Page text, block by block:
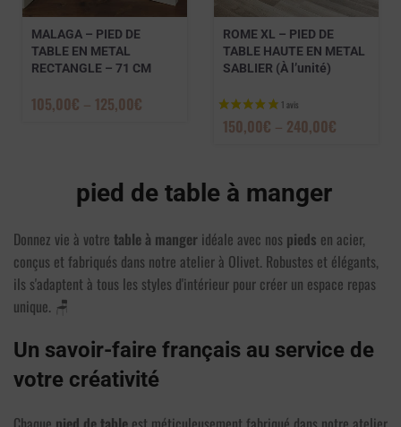
5 avis
MALAGA – PIED DE
TABLE EN METAL
RECTANGLE – 71 CM
105,00€ – 125,00€
ROME XL – PIED DE
TABLE HAUTE EN METAL
SABLIER (À l’unité)
150,00€ – 240,00€
pied de table à manger
Donnez vie à votre table à manger idéale avec nos pieds en acier,
conçus et fabriqués dans notre atelier à Olivet. Robustes et élégants,
ils s'adaptent à tous les styles d'intérieur pour créer un espace repas
unique. 🪑
Un savoir-faire français au service de
votre créativité